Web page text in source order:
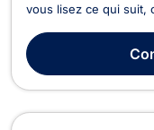
vous lisez ce qui suit,
Vous ne dormez pas
la seule personne à